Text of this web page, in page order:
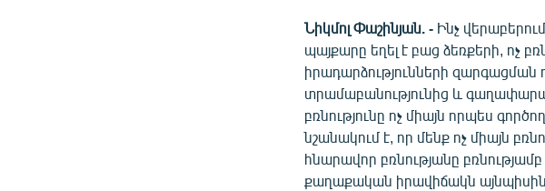
Նիկմոլ Փաշինյան. - Ինչ
պայքարը եղել է բաց ձեռքերի, ոչ
իրադարձությունների զարգացման
տրամաբանությունից և
բռնությունը ոչ միայն որպես
նշանակում է, որ մենք ոչ միայն
հնարավոր բռնությանը
քաղաքական իրավիճակն այնպիսին